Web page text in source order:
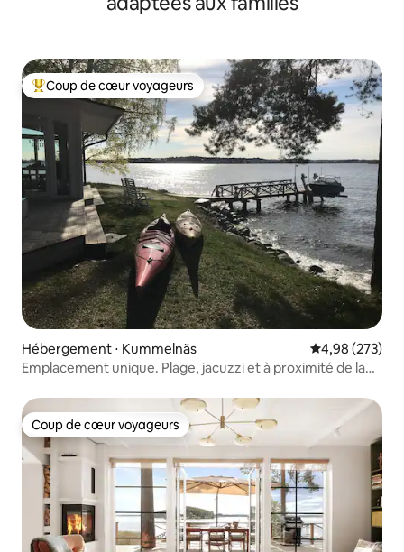
Coups de cœur voyageurs les plus appréciés
Coup de cœur voyageurs
Hébergement ⋅ Kummelnäs Évaluation
4,98 (273)
Emplacement unique. Plage, jacuzzi et à proximité de la
Coup de cœur voyageurs
Coup de cœur voyageurs